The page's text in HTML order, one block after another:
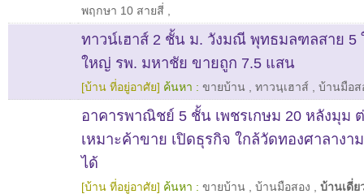
พฤกษา 10 สายสี่
ทาวน์เฮาส์ 2 ชั้น ม. วังมณี พุทธมลฑลสาย 5
ใหญ่ รพ. มหาชัย ขายถูก 7.5 แสน
[บ้าน ที่อยู่อาศัย] ค้นหา : ขายบ้าน ทาวนฺเฮาส์ บ้านมือส
อาคารพาณิชย์ 5 ชั้น เพชรเกษม 20 หลังมุม
เหมาะค้าขาย เปิดธุรกิจ ใกล้วัดทองศาลางา
ได้
[บ้าน ที่อยู่อาศัย] ค้นหา : ขายบ้าน บ้านมือสอง บ้านเดี่ย